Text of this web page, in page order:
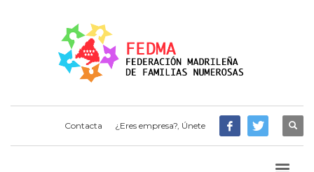
Contacta ¿Eres empresa?, Únete